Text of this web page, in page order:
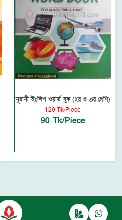
নূরানী ইংলিশ ওয়ার্ড বুক (২য় ও ৩য় শ্রেণি)
120 Tk/Piece
90 Tk/Piece
product of autofy Solutions